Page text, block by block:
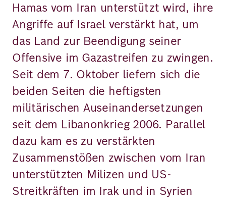
Hamas vom Iran unterstützt wird, ihre
Angriffe auf Israel verstärkt hat, um
das Land zur Beendigung seiner
Offensive im Gazastreifen zu zwingen.
Seit dem 7. Oktober liefern sich die
beiden Seiten die heftigsten
militärischen Auseinandersetzungen
seit dem Libanonkrieg 2006. Parallel
dazu kam es zu verstärkten
Zusammenstößen zwischen vom Iran
unterstützten Milizen und US-
Streitkräften im Irak und in Syrien